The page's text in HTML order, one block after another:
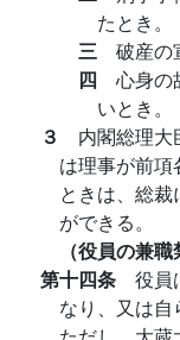
たとき。
三 破産の
四 心身の
いとき。
３ 内閣総理大
は理事が前
ときは、総
ができる。
（役員の兼職
第十四条 役員
なり、又は自